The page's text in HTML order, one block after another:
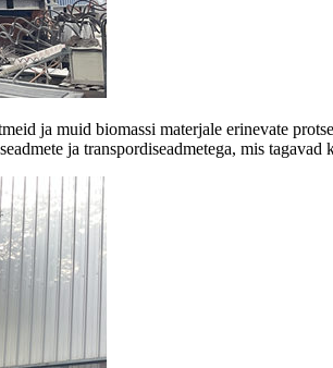
ja muid biomassi materjale erinevate
ja transpordiseadmetega, mis